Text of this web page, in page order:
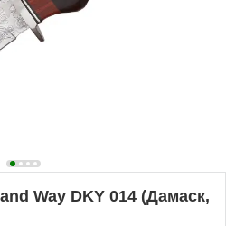
Way DKY 014 (Дамаск,